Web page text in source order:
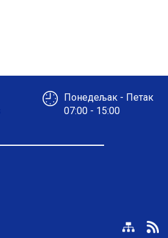
Понедељак - Петак
07:00 - 15:00